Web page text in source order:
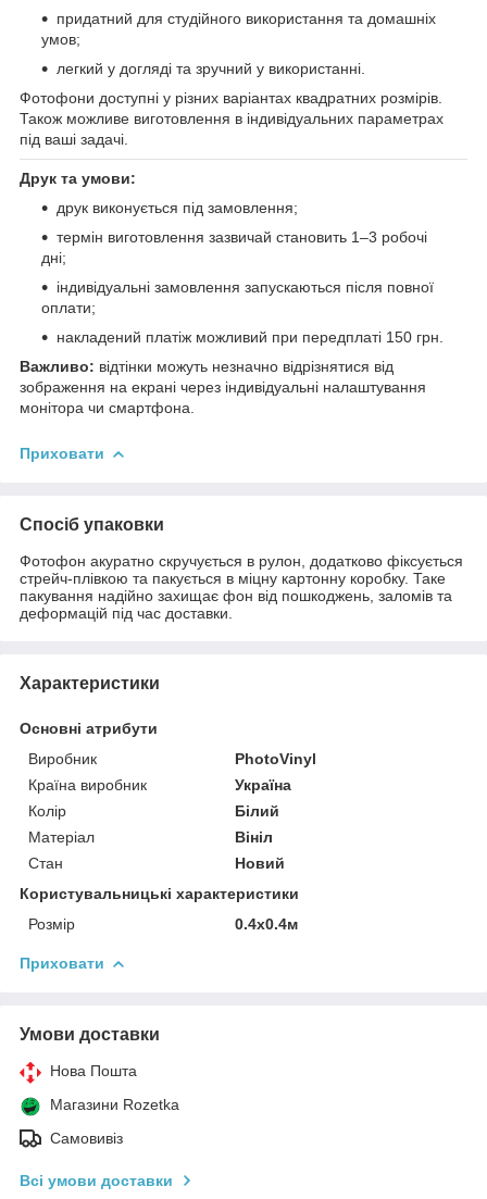
придатний для студійного використання та домашніх
умов;
легкий у догляді та зручний у використанні.
Фотофони доступні у різних варіантах квадратних розмірів.
Також можливе виготовлення в індивідуальних параметрах
під ваші задачі.
Друк та умови:
друк виконується під замовлення;
термін виготовлення зазвичай становить 1–3 робочі
дні;
індивідуальні замовлення запускаються після повної
оплати;
накладений платіж можливий при передплаті 150 грн.
Важливо: відтінки можуть незначно відрізнятися від
зображення на екрані через індивідуальні налаштування
монітора чи смартфона.
Приховати
Спосіб упаковки
Фотофон акуратно скручується в рулон, додатково фіксується
стрейч-плівкою та пакується в міцну картонну коробку. Таке
пакування надійно захищає фон від пошкоджень, заломів та
деформацій під час доставки.
Характеристики
Основні атрибути
Виробник
PhotoVinyl
Країна виробник
Україна
Колір
Білий
Матеріал
Вініл
Стан
Новий
Користувальницькі характеристики
Розмір
0.4х0.4м
Приховати
Умови доставки
Нова Пошта
Магазини Rozetka
Самовивіз
Всі умови доставки